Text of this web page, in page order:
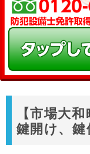
【市場大
鍵開け、